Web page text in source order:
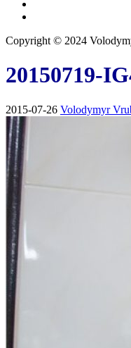
Copyright © 2024
20150719-
2015-07-26 Volodymyr